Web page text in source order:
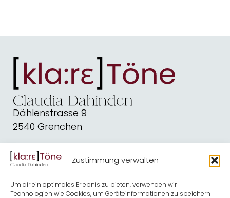
Zustimmung verwalten
Um dir ein optimales Erlebnis zu bieten, verwenden wir
Technologien wie Cookies, um Geräteinformationen zu speichern
Dählenstrasse 9
2540 Grenchen
dahindenbooks@quickline.ch
Schreiben
Kirche
Shop